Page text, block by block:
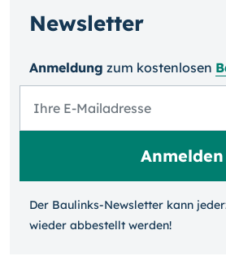
Newsletter
Anmeldung zum kosten­losen
Der Baulinks-Newsletter kann
wieder ab­bestellt werden!